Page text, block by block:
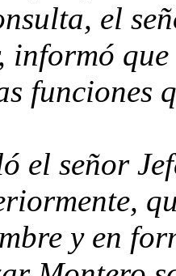
el
que
funciones
el señor
y en